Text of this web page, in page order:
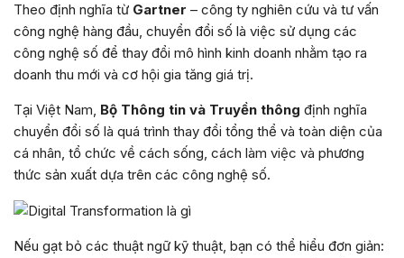
Theo định nghĩa từ Gartner – công ty nghiên cứu và tư vấn
công nghệ hàng đầu, chuyển đổi số là việc sử dụng các
công nghệ số để thay đổi mô hình kinh doanh nhằm tạo ra
doanh thu mới và cơ hội gia tăng giá trị.
Tại Việt Nam, Bộ Thông tin và Truyền thông định nghĩa
chuyển đổi số là quá trình thay đổi tổng thể và toàn diện của
cá nhân, tổ chức về cách sống, cách làm việc và phương
thức sản xuất dựa trên các công nghệ số.
Nếu gạt bỏ các thuật ngữ kỹ thuật, bạn có thể hiểu đơn giản: